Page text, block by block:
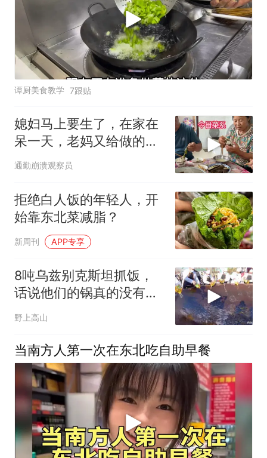
谭厨美食教学 7跟贴
媳妇马上要生了，在家在
呆一天，老妈又给做的美
食
通勤崩溃观察员
拒绝白人饭的年轻人，开
始靠东北菜减脂？
新周刊 APP专享
8吨乌兹别克斯坦抓饭，
话说他们的锅真的没有极
限吗
野上高山
当南方人第一次在东北吃自助早餐